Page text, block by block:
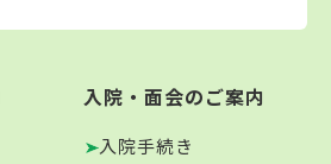
入院・面会のご案内
入院手続き